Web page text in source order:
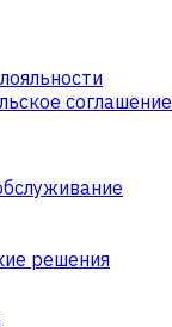
соглашение
решения